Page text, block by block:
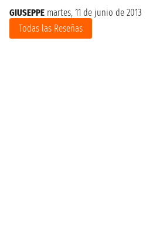
GIUSEPPE martes, 11 de junio de 2013
Todas las Reseñas